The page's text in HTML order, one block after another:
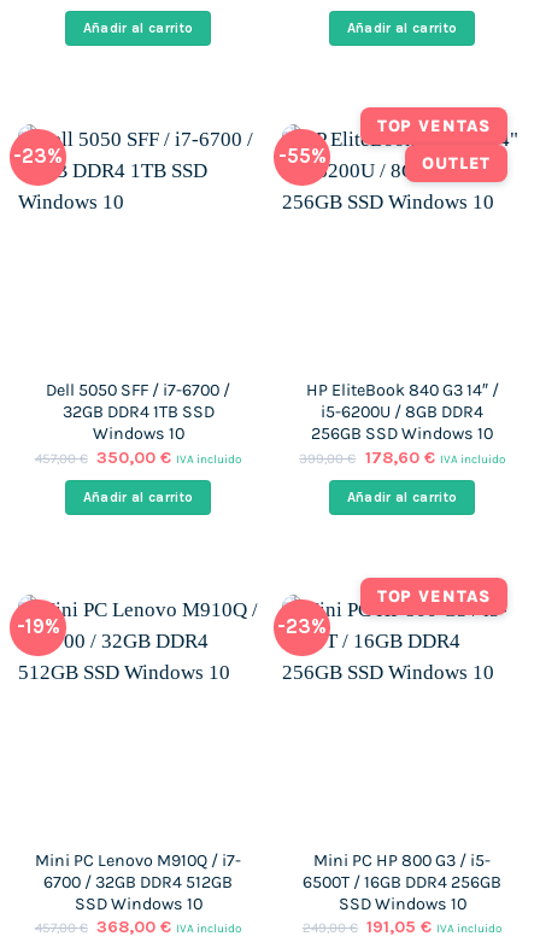
original
era:
actual
es:
Añadir al carrito
original
era:
actual
es:
Añadir al carrito
-23%
Dell 5050 SFF / i7-6700 /
32GB DDR4 1TB SSD
Windows 10
457,00€ El
original
era:
350,00€El
actual
es:
IVA incluido
Añadir al carrito
-55%
TOP VENTAS
OUTLET
HP EliteBook 840 G3 14″ /
i5-6200U / 8GB DDR4
256GB SSD Windows 10
399,00€ El
original
era:
178,60 €El
actual
es:
IVA incluido
Añadir al carrito
-19%
Mini PC Lenovo M910Q / i7-
6700 / 32GB DDR4 512GB
SSD Windows 10
457,00€ El
368,00€ElIVA incluido
-23%
TOP VENTAS
Mini PC HP 800 G3 / i5-
6500T / 16GB DDR4 256GB
SSD Windows 10
249,00€ El
191,05€ElIVA incluido